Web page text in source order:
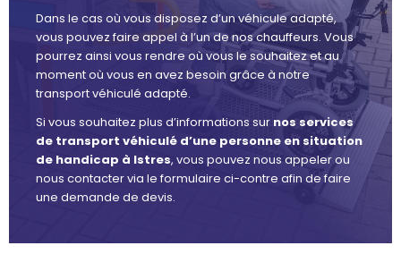
Dans le cas où vous disposez d’un véhicule adapté,
vous pouvez faire appel à l’un de nos chauffeurs. Vous
pourrez ainsi vous rendre où vous le souhaitez et au
moment où vous en avez besoin grâce à notre
transport véhiculé adapté.
Si vous souhaitez plus d’informations sur nos services
de transport véhiculé d’une personne en situation
de handicap à Istres, vous pouvez nous appeler ou
nous contacter via le formulaire ci-contre afin de faire
une demande de devis.